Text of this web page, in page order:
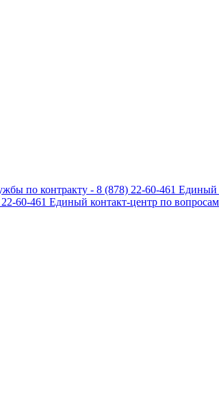
по контракту - 8 (878) 22-60-461 Единый
60-461 Единый контакт-центр по